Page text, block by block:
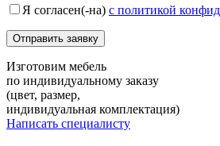
Я согласен(-на) с политикой
Изготовим мебель
по индивидуальному заказу
(цвет, размер,
индивидуальная комплектация)
Написать специалисту